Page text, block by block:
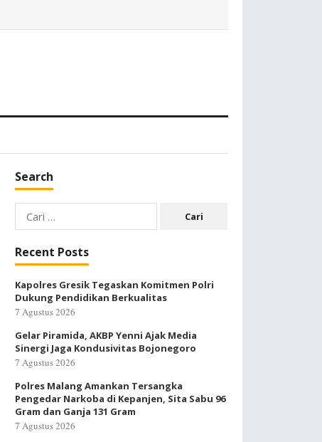
Search
Cari
untuk:
Recent Posts
Kapolres Gresik Tegaskan Komitmen Polri
Dukung Pendidikan Berkualitas
7 Agustus 2026
Gelar Piramida, AKBP Yenni Ajak Media
Sinergi Jaga Kondusivitas Bojonegoro
7 Agustus 2026
Polres Malang Amankan Tersangka
Pengedar Narkoba di Kepanjen, Sita Sabu 96
Gram dan Ganja 131 Gram
7 Agustus 2026